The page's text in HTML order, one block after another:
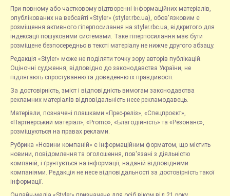
При повному або частковому відтворенні інформаційних матеріалів,
опублікованих на вебсайті «Styler» (styler.rbc.ua), обов'язковим є
розміщення активного гіперпосилання на styler.rbc.ua, відкритого для
індексації пошуковими системами. Таке гіперпосилання має бути
розміщене безпосередньо в тексті матеріалу не нижче другого абзацу.
Редакція «Styler» може не поділяти точку зору авторів публікацій.
Оціночні судження, відповідно до законодавства України, не
підлягають спростуванню та доведенню їх правдивості.
За достовірність, зміст і відповідність вимогам законодавства
рекламних матеріалів відповідальність несе рекламодавець.
Матеріали, позначені плашками «Прес-реліз», «Спецпроєкт»,
«Партнерський матеріал», «Promo», «Благодійність» та «Резонанс»,
розміщуються на правах реклами.
Рубрика «Новини компаній» є інформаційним форматом, що містить
новини, повідомлення та оголошення, пов'язані з діяльністю
компаній, і ґрунтується на інформації, наданій відповідними
компаніями. Редакція не несе відповідальності за достовірність такої
інформації.